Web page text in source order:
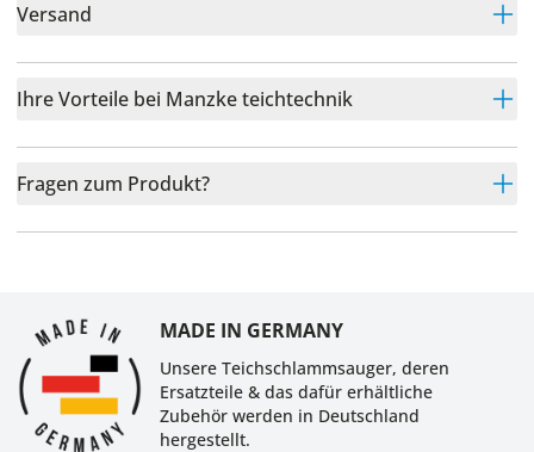
Versand
Ihre Vorteile bei Manzke teichtechnik
Fragen zum Produkt?
MADE IN GERMANY
Unsere Teichschlammsauger, deren
Ersatzteile & das dafür erhältliche
Zubehör werden in Deutschland
hergestellt.